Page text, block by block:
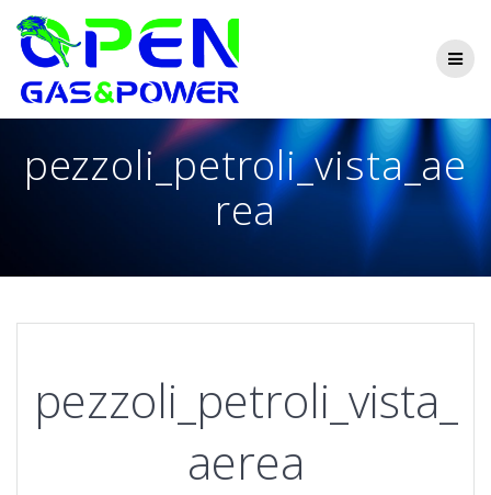
pezzoli_petroli_vista_ae
rea
pezzoli_petroli_vista_
aerea